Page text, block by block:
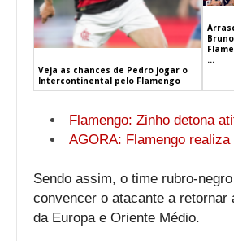
Veja as chances de Pedro jogar o
Intercontinental pelo Flamengo
...
Flamengo: Zinho detona
AGORA: Flamengo
Sendo assim, o time rubro-
convencer o atacante a
da Europa e Oriente Médio.